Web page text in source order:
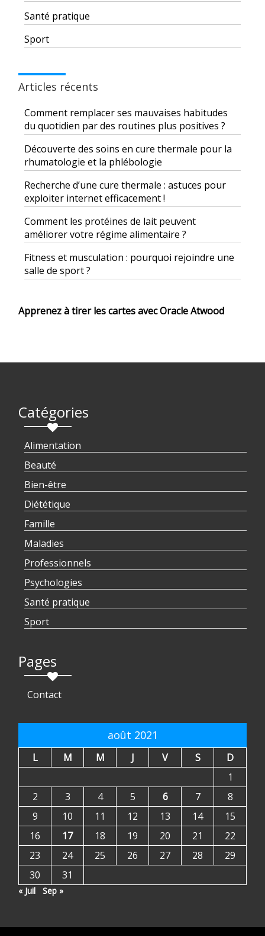
Santé pratique
Sport
Articles récents
Comment remplacer ses mauvaises habitudes
du quotidien par des routines plus positives ?
Découverte des soins en cure thermale pour la
rhumatologie et la phlébologie
Recherche d’une cure thermale : astuces pour
exploiter internet efficacement !
Comment les protéines de lait peuvent
améliorer votre régime alimentaire ?
Fitness et musculation : pourquoi rejoindre une
salle de sport ?
Apprenez à tirer les cartes avec Oracle Atwood
Catégories
Alimentation
Beauté
Bien-être
Diététique
Famille
Maladies
Professionnels
Psychologies
Santé pratique
Sport
Pages
Contact
août 2021
L M M J V S
D
1
2
3 4 5 6 7
8
9
10 11 12 13 14
15
16
17 18 19 20 21
22
23
24 25 26 27 28
29
30
31
« Juil Sep »